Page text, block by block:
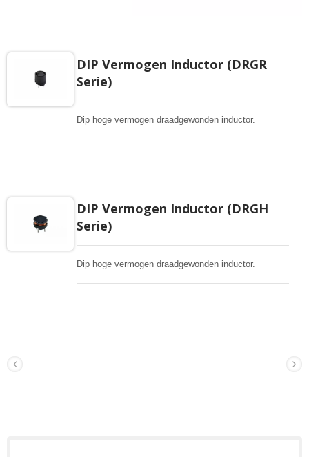
DIP Vermogen Inductor (DRGR
Serie)
Dip hoge vermogen draadgewonden inductor.
DIP Vermogen Inductor (DRGH
Serie)
Dip hoge vermogen draadgewonden inductor.